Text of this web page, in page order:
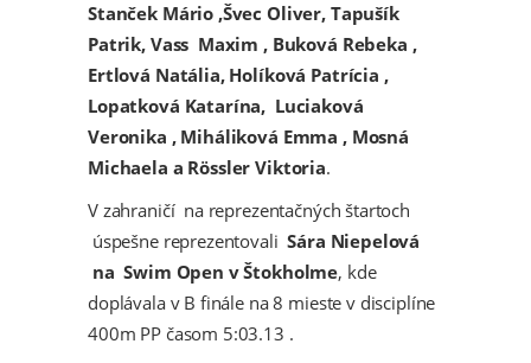
Stanček Mário ,Švec Oliver, Tapušík
Patrik, Vass Maxim , Buková Rebeka ,
Ertlová Natália, Holíková Patrícia ,
Lopatková Katarína, Luciaková
Veronika , Miháliková Emma , Mosná
Michaela a Rössler Viktoria.
V zahraničí na reprezentačných štartoch
úspešne reprezentovaliSára Niepelová
na Swim Open v Štokholme, kde
doplávala v B finále na 8 mieste v disciplíne
400m PP časom 5:03.13 .